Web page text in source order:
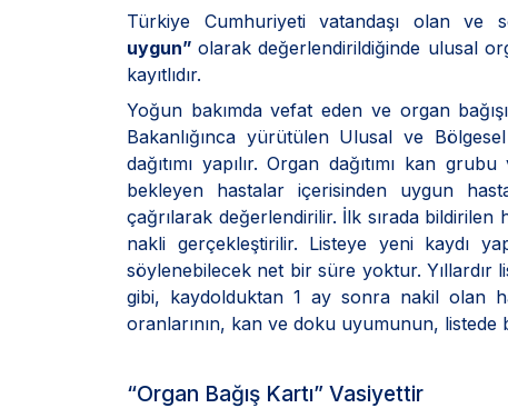
Türkiye Cumhuriyeti vatandaşı olan ve
uygun”olarak değerlendirildiğinde ulusal
kayıtlıdır.
Yoğun bakımda vefat eden ve organ
Bakanlığınca yürütülen Ulusal ve
dağıtımı yapılır. Organ dağıtımı kan
bekleyen hastalar içerisinden uygun
çağrılarak değerlendirilir. İlk sırada
nakli gerçekleştirilir. Listeye yeni kaydı
söylenebilecek net bir süre yoktur. Yıllardır
gibi, kaydolduktan 1 ay sonra nakil olan
oranlarının, kan ve doku uyumunun, listede
“Organ Bağış Kartı” Vasiyettir